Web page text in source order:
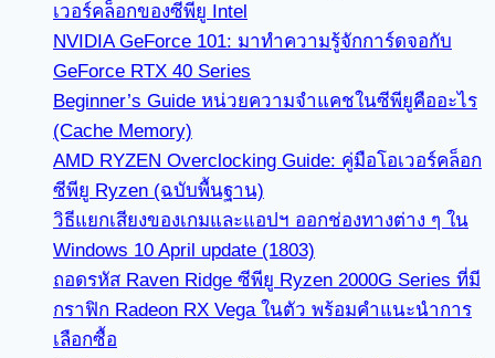
เวอร์คล็อกของซีพียู Intel
NVIDIA GeForce 101: มาทำความรู้จักการ์ดจอกับ
GeForce RTX 40 Series
Beginner’s Guide หน่วยความจำแคชในซีพียูคืออะไร
(Cache Memory)
AMD RYZEN Overclocking Guide: คู่มือโอเวอร์คล็อก
ซีพียู Ryzen (ฉบับพื้นฐาน)
วิธีแยกเสียงของเกมและแอปฯ ออกช่องทางต่าง ๆ ใน
Windows 10 April update (1803)
ถอดรหัส Raven Ridge ซีพียู Ryzen 2000G Series ที่มี
กราฟิก Radeon RX Vega ในตัว พร้อมคำแนะนำการ
เลือกซื้อ